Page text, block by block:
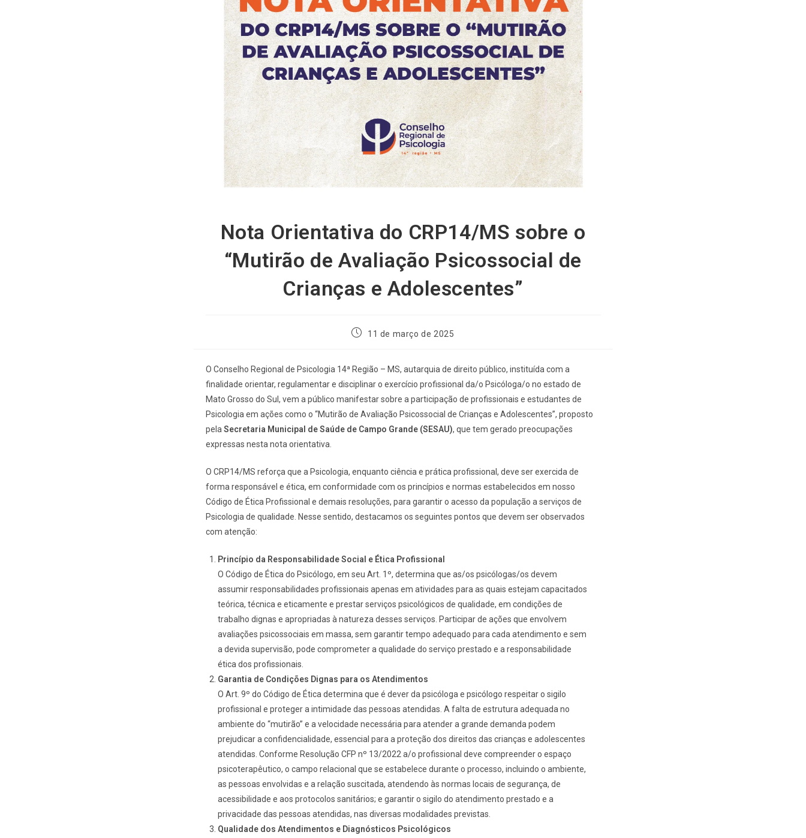
Nota Orientativa do CRP14/MS sobre o
“Mutirão de Avaliação Psicossocial de
Crianças e Adolescentes”
11 de março de 2025
O Conselho Regional de Psicologia 14ª Região – MS, autarquia de direito público, instituída com a
finalidade orientar, regulamentar e disciplinar o exercício profissional da/o Psicóloga/o no estado de
Mato Grosso do Sul, vem a público manifestar sobre a participação de profissionais e estudantes de
Psicologia em ações como o “Mutirão de Avaliação Psicossocial de Crianças e Adolescentes”, proposto
pela Secretaria Municipal de Saúde de Campo Grande (SESAU), que tem gerado preocupações
expressas nesta nota orientativa.
O CRP14/MS reforça que a Psicologia, enquanto ciência e prática profissional, deve ser exercida de
forma responsável e ética, em conformidade com os princípios e normas estabelecidos em nosso
Código de Ética Profissional e demais resoluções, para garantir o acesso da população a serviços de
Psicologia de qualidade. Nesse sentido, destacamos os seguintes pontos que devem ser observados
com atenção:
Princípio da Responsabilidade Social e Ética Profissional
O Código de Ética do Psicólogo, em seu Art. 1º, determina que as/os psicólogas/os devem
assumir responsabilidades profissionais apenas em atividades para as quais estejam capacitados
teórica, técnica e eticamente e prestar serviços psicológicos de qualidade, em condições de
trabalho dignas e apropriadas à natureza desses serviços. Participar de ações que envolvem
avaliações psicossociais em massa, sem garantir tempo adequado para cada atendimento e sem
a devida supervisão, pode comprometer a qualidade do serviço prestado e a responsabilidade
ética dos profissionais.
Garantia de Condições Dignas para os Atendimentos
O Art. 9º do Código de Ética determina que é dever da psicóloga e psicólogo respeitar o sigilo
profissional e proteger a intimidade das pessoas atendidas. A falta de estrutura adequada no
ambiente do “mutirão” e a velocidade necessária para atender a grande demanda podem
prejudicar a confidencialidade, essencial para a proteção dos direitos das crianças e adolescentes
atendidas. Conforme Resolução CFP nº 13/2022 a/o profissional deve compreender o espaço
psicoterapêutico, o campo relacional que se estabelece durante o processo, incluindo o ambiente,
as pessoas envolvidas e a relação suscitada, atendendo às normas locais de segurança, de
acessibilidade e aos protocolos sanitários; e garantir o sigilo do atendimento prestado e a
privacidade das pessoas atendidas, nas diversas modalidades previstas.
Qualidade dos Atendimentos e Diagnósticos Psicológicos